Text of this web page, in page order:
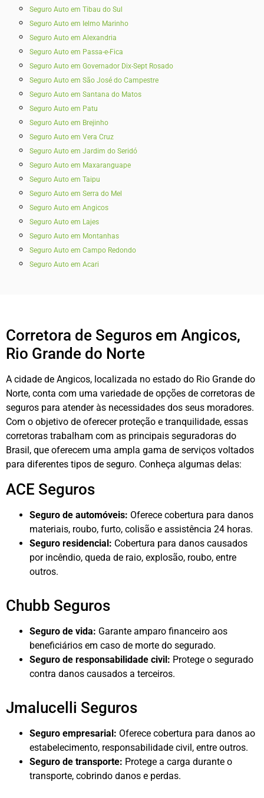
Seguro Auto em Tibau do Sul
Seguro Auto em Ielmo Marinho
Seguro Auto em Alexandria
Seguro Auto em Passa-e-Fica
Seguro Auto em Governador Dix-Sept Rosado
Seguro Auto em São José do Campestre
Seguro Auto em Santana do Matos
Seguro Auto em Patu
Seguro Auto em Brejinho
Seguro Auto em Vera Cruz
Seguro Auto em Jardim do Seridó
Seguro Auto em Maxaranguape
Seguro Auto em Taipu
Seguro Auto em Serra do Mel
Seguro Auto em Angicos
Seguro Auto em Lajes
Seguro Auto em Montanhas
Seguro Auto em Campo Redondo
Seguro Auto em Acari
Corretora de Seguros em Angicos,
Rio Grande do Norte
A cidade de Angicos, localizada no estado do Rio Grande do
Norte, conta com uma variedade de opções de corretoras de
seguros para atender às necessidades dos seus moradores.
Com o objetivo de oferecer proteção e tranquilidade, essas
corretoras trabalham com as principais seguradoras do
Brasil, que oferecem uma ampla gama de serviços voltados
para diferentes tipos de seguro. Conheça algumas delas:
ACE Seguros
Seguro de automóveis: Oferece cobertura para danos
materiais, roubo, furto, colisão e assistência 24 horas.
Seguro residencial: Cobertura para danos causados
por incêndio, queda de raio, explosão, roubo, entre
outros.
Chubb Seguros
Seguro de vida: Garante amparo financeiro aos
beneficiários em caso de morte do segurado.
Seguro de responsabilidade civil: Protege o segurado
contra danos causados a terceiros.
Jmalucelli Seguros
Seguro empresarial: Oferece cobertura para danos ao
estabelecimento, responsabilidade civil, entre outros.
Seguro de transporte: Protege a carga durante o
transporte, cobrindo danos e perdas.